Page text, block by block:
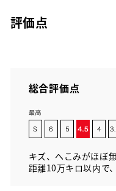
評価点
総合評価点
キズ、へこみがほぼ
距離10万キロ以内で